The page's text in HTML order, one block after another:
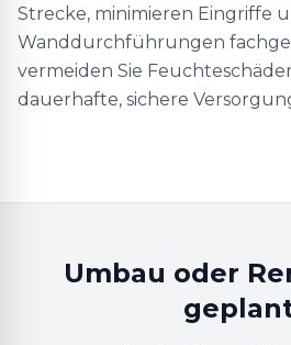
Strecke, minimieren Eingriffe
Wanddurchführungen
vermeiden Sie
dauerhafte, sichere
Umbau oder